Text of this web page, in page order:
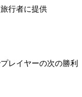
行者に提供
レイヤーの次の勝利